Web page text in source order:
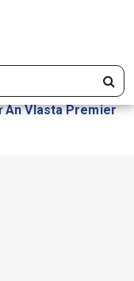
SÂU
PHÚ
Án Vlasta Premier